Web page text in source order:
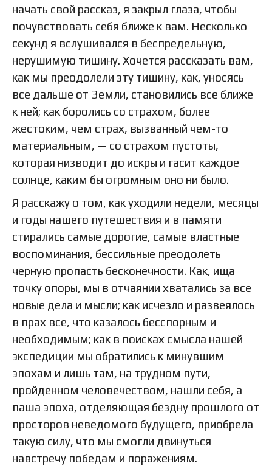
начать свой рассказ, я закрыл глаза, чтобы
почувствовать себя ближе к вам. Несколько
секунд я вслушивался в беспредельную,
нерушимую тишину. Хочется рассказать вам,
как мы преодолели эту тишину, как, уносясь
все дальше от Земли, становились все ближе
к ней; как боролись со страхом, более
жестоким, чем страх, вызванный чем-то
материальным, — со страхом пустоты,
которая низводит до искры и гасит каждое
солнце, каким бы огромным оно ни было.
Я расскажу о том, как уходили недели, месяцы
и годы нашего путешествия и в памяти
стирались самые дорогие, самые властные
воспоминания, бессильные преодолеть
черную пропасть бесконечности. Как, ища
точку опоры, мы в отчаянии хватались за все
новые дела и мысли; как исчезло и развеялось
в прах все, что казалось бесспорным и
необходимым; как в поисках смысла нашей
экспедиции мы обратились к минувшим
эпохам и лишь там, на трудном пути,
пройденном человечеством, нашли себя, а
паша эпоха, отделяющая бездну прошлого от
просторов неведомого будущего, приобрела
такую силу, что мы смогли двинуться
навстречу победам и поражениям.